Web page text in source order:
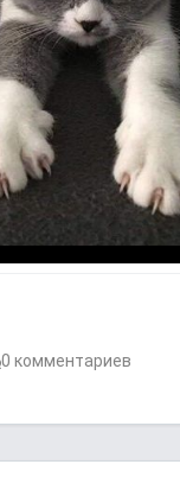
0 комментариев